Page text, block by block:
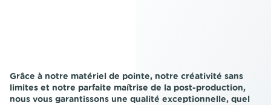
Grâce à notre matériel de pointe, notre créativité sans
limites et notre parfaite maîtrise de la post-production,
nous vous garantissons une qualité exceptionnelle, quel